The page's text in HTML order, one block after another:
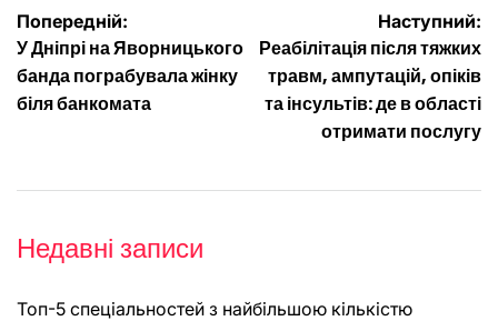
Навігація
записів
Попередній:
У Дніпрі на Яворницького
банда пограбувала жінку
біля банкомата
Наступний:
Реабілітація після тяжких
травм, ампутацій, опіків
та інсультів: де в області
отримати послугу
Недавні записи
Топ-5 спеціальностей з найбільшою кількістю